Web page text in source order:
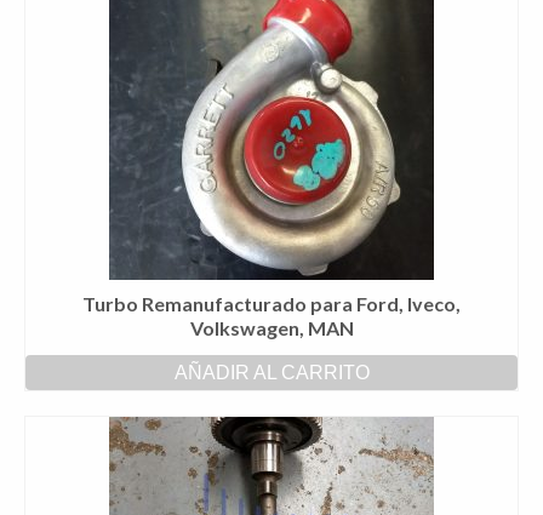
Turbo Remanufacturado para Ford, Iveco,
Volkswagen, MAN
AÑADIR AL CARRITO